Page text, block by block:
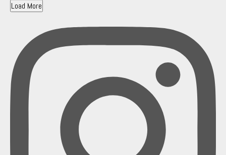
Load More